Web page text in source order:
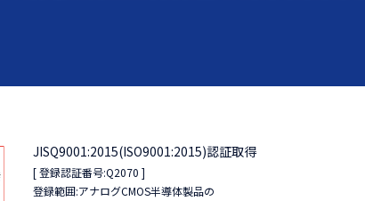
JISQ9001:2015(ISO9001:2015)認証取得
[ 登録認証番号:Q2070 ]
登録範囲:アナログCMOS半導体製品の